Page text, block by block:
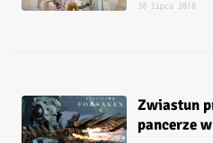
30 lipca 2018
Zwiastun
pancerze